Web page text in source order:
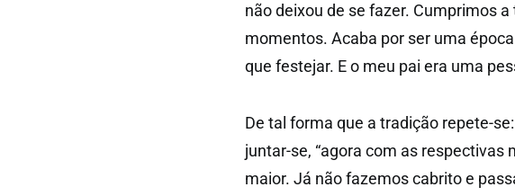
não deixou de se fazer. Cumprimos
momentos. Acaba por ser uma
que festejar. E o meu pai era uma
De tal forma que a tradição repete-
juntar-se, “agora com as respectivas
maior. Já não fazemos cabrito e